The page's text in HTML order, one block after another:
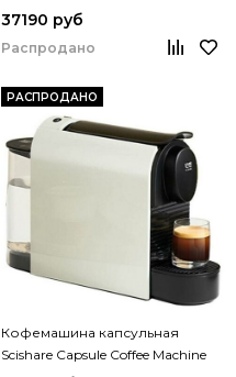
37190 руб
Распродано
РАСПРОДАНО
Кофемашина капсульная
Scishare Capsule Coffee Machine